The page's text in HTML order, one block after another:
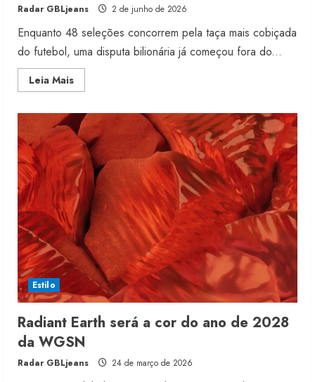
Radar GBLjeans 2 de junho de 2026
Enquanto 48 seleções concorrem pela taça mais cobiçada
do futebol, uma disputa bilionária já começou fora do...
Leia MaisRead
more
marcas
que
vestem
as
favoritas
da
Copa
2026
Estilo
Radiant Earth será a cor do ano de 2028
da WGSN
Radar GBLjeans 24 de março de 2026